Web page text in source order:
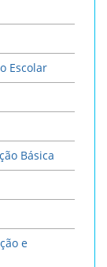
Escolar
Básica
e